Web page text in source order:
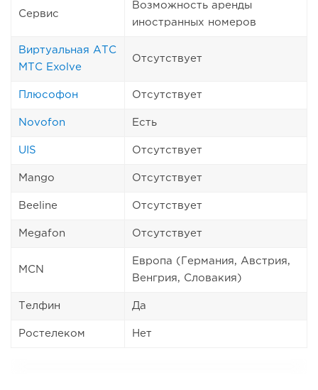
Сервис
Возможность аренды
иностранных номеров
Виртуальная АТС
МТС Exolve
Отсутствует
Плюсофон Отсутствует
Novofon Есть
UIS Отсутствует
Mango Отсутствует
Beeline Отсутствует
Megafon Отсутствует
MCN
Европа (Германия, Австрия,
Венгрия, Словакия)
Телфин Да
Ростелеком Нет